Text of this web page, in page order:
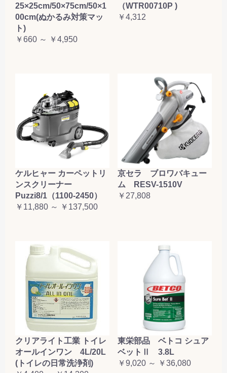
25×25cm/50×75cm/50×1
00cm(ぬかるみ対策マッ
ト)
￥660 ～ ￥4,950
（WTR00710P )
￥4,312
ケルヒャー カーペットリ
ンスクリーナー
Puzzi8/1（1100-2450）
￥11,880 ～ ￥137,500
京セラ ブロワバキュー
ム RESV-1510V
￥27,808
クリアライト工業 トイレ
オールインワン 4L/20L
(トイレの日常洗浄剤)
東栄部品 ベトコ シュア
ベットⅡ 3.8L
￥9,020 ～ ￥36,080